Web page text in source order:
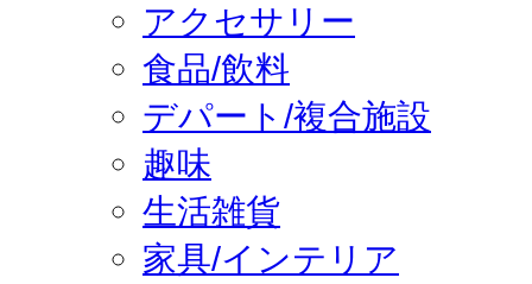
アクセサリー
食品/飲料
デパート/複合施設
趣味
生活雑貨
家具/インテリア